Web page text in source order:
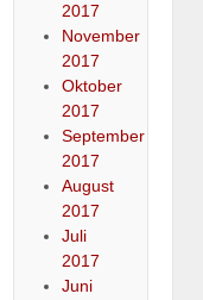
2017
November
2017
Oktober
2017
September
2017
August
2017
Juli
2017
Juni